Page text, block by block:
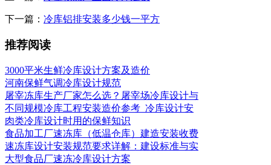
下一篇： 冷库铝排安装多少钱一平方
推荐阅读
3000平米生鲜冷库设计方案及造价
河南保鲜气调冷库设计规范
屠宰冻库生产厂家怎么选？屠宰场冷库设计与
不同规模冷库工程安装造价参考_冷库设计安
肉类冷库设计时用的保鲜知识
食品加工厂速冻库（低温仓库）建造安装收费
速冻库设计安装规范要求详解：建设标准与实
大型食品厂速冻冷库设计方案